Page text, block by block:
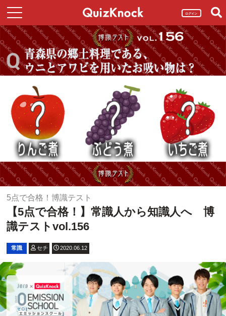
ログイン
5点で合格！博識テスト
【5点で合格！】常識人から知識人へ 博
識テストvol.156
常識 セチ 2020.06.12